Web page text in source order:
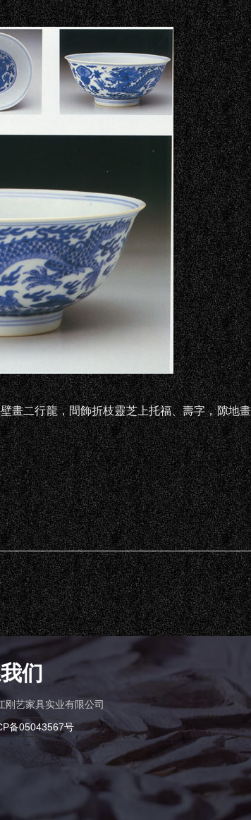
二行龍，間飾折枝靈芝上托福、壽字，隙地
们
刚艺家具实业有限公司
备05043567号